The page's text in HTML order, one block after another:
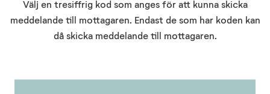
Välj en tresiffrig kod som anges för att kunna skicka
meddelande till mottagaren. Endast de som har koden kan
då skicka meddelande till mottagaren.